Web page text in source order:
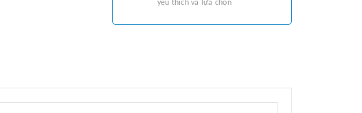
yêu thích và lựa chọn